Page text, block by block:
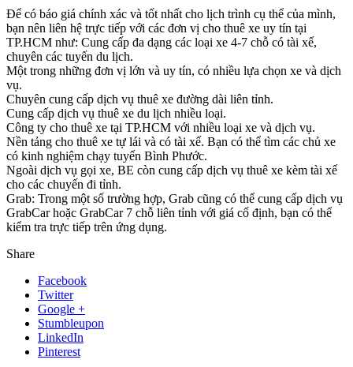
Để có báo giá chính xác và tốt nhất cho lịch trình cụ thể của mình,
bạn nên liên hệ trực tiếp với các đơn vị cho thuê xe uy tín tại
TP.HCM như: Cung cấp đa dạng các loại xe 4-7 chỗ có tài xế,
chuyên các tuyến du lịch.
Một trong những đơn vị lớn và uy tín, có nhiều lựa chọn xe và dịch
vụ.
Chuyên cung cấp dịch vụ thuê xe đường dài liên tỉnh.
Cung cấp dịch vụ thuê xe du lịch nhiều loại.
Công ty cho thuê xe tại TP.HCM với nhiều loại xe và dịch vụ.
Nền tảng cho thuê xe tự lái và có tài xế. Bạn có thể tìm các chủ xe
có kinh nghiệm chạy tuyến Bình Phước.
Ngoài dịch vụ gọi xe, BE còn cung cấp dịch vụ thuê xe kèm tài xế
cho các chuyến đi tỉnh.
Grab: Trong một số trường hợp, Grab cũng có thể cung cấp dịch vụ
GrabCar hoặc GrabCar 7 chỗ liên tỉnh với giá cố định, bạn có thể
kiểm tra trực tiếp trên ứng dụng.
Share
Facebook
Twitter
Google +
Stumbleupon
LinkedIn
Pinterest